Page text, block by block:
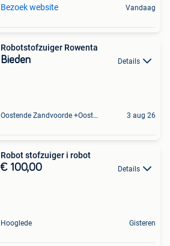
Bezoek website Vandaag
Robotstofzuiger Rowenta
Bieden Details
Oostende Zandvoorde +Oostende 3 aug 26
Robot stofzuiger i robot
€ 100,00 Details
Hooglede Gisteren